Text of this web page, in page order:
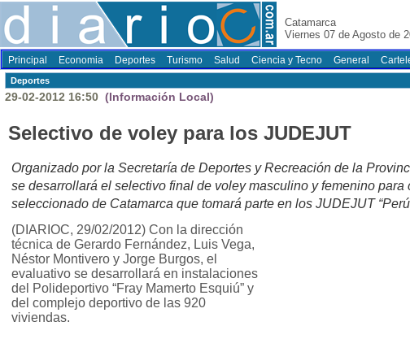
Catamarca
Viernes 07 de Agosto de
Principal Economia Deportes Turismo Salud Ciencia y Tecno General
Deportes
29-02-2012 16:50 (Información Local)
Selectivo de voley para los JUDEJUT
Organizado por la Secretaría de Deportes y Recreación de la
se desarrollará el selectivo final de voley masculino y femenino para
seleccionado de Catamarca que tomará parte en los JUDEJUT “Perú
(DIARIOC, 29/02/2012) Con la dirección
técnica de Gerardo Fernández, Luis Vega,
Néstor Montivero y Jorge Burgos, el
evaluativo se desarrollará en instalaciones
del Polideportivo “Fray Mamerto Esquiú” y
del complejo deportivo de las 920
viviendas.